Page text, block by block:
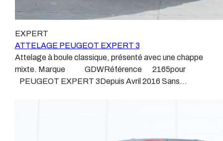
ARAGON Le faisceau électrique est devenu le produit
le plus technique, lui aussi est soumis à normalisation et
homologation. Le faisceau est connecté à votre
véhicule, il doit être prévu à cet effet, supporter les
vibrations et les contraintes auquel il peut être soumis.
Dans certains cas le faisceau connecté modifie la
gestion des assistances à la conduite type EPS, ABS,
faisceaux « d’origine », c'est-à-dire fabriqués
constructeurs. En dehors de quelques rares cas, nous
EXPERT
ATTELAGE PEUGEOT EXPERT 3
Attelage à boule classique, présenté avec une chappe
mixte. Marque GDWRéférence 2165pour
PEUGEOT EXPERT 3Depuis Avril 2016 Sans